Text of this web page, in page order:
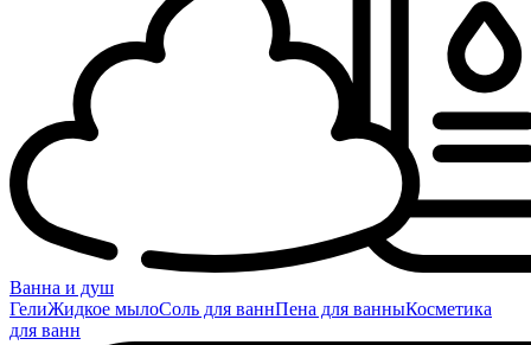
Ванна и душ
ГелиЖидкое мылоСоль для ваннПена для ванныКосметика
для ванн